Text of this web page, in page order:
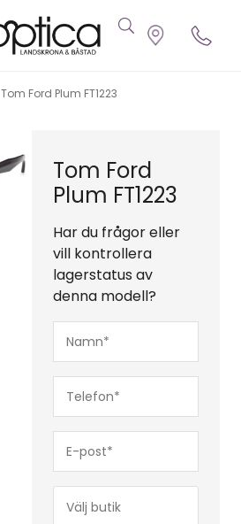
Tom Ford Plum FT1223
Tom Ford
Plum FT1223
Har du frågor eller
vill kontrollera
lagerstatus av
denna modell?
post*
(Obligatoriskt)
(Obligatoriskt)